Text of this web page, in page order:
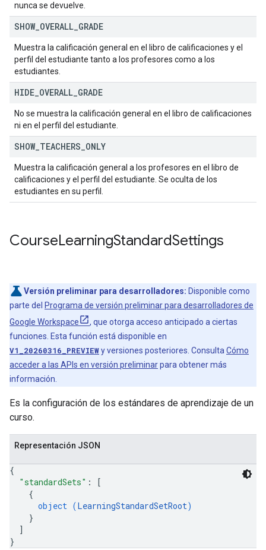
nunca se devuelve.
SHOW_ OVERALL GRADE
Muestra la calificación general en el libro de calificaciones y el
perfil del estudiante tanto a los profesores como a los
estudiantes.
HIDE OVERALL GRADE
No se muestra la calificación general en el libro de calificaciones
ni en el perfil del estudiante.
SHOW_ TEACHERS ONLY
Muestra la calificación general a los profesores en el libro de
calificaciones y el perfil del estudiante. Se oculta de los
estudiantes en su perfil.
CourseLearningStandardSettings
Versión preliminar para desarrolladores: Disponible como
parte del Programa de versión preliminar para desarrolladores de
Google Workspace
, que otorga acceso anticipado a ciertas
funciones. Esta función está disponible en
V1_20260316_PREVIEWy versiones posteriores. Consulta Cómo
acceder a las APIs en versión preliminarpara obtener más
información.
Es la configuración de los estándares de aprendizaje de un
curso.
Representación JSON
{
"standardSets" :
[
{
object (LearningStandardSetRoot)
}
]
}